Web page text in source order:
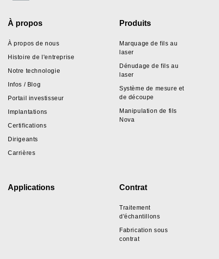
Footer
À propos
À propos de nous
Histoire de l'entreprise
Notre technologie
Infos / Blog
Portail investisseur
Implantations
Certifications
Dirigeants
Carrières
Produits
Marquage de fils au
laser
Dénudage de fils au
laser
Système de mesure et
de découpe
Manipulation de fils
Nova
Applications Contrat
Traitement
d'échantillons
Fabrication sous
contrat